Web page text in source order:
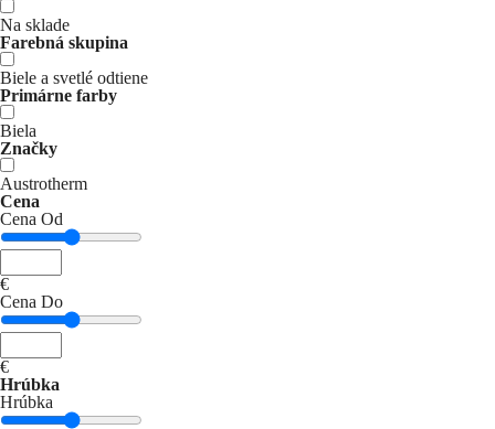
Na sklade
Farebná skupina
Biele a svetlé odtiene
Primárne farby
Biela
Značky
Austrotherm
Cena
Cena Od
€
Cena Do
€
Hrúbka
Hrúbka